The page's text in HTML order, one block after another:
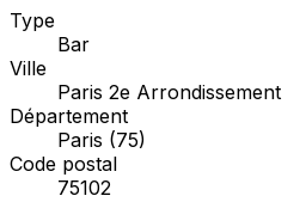
Type
Bar
Ville
Paris 2e Arrondissement
Département
Paris (75)
Code postal
75102